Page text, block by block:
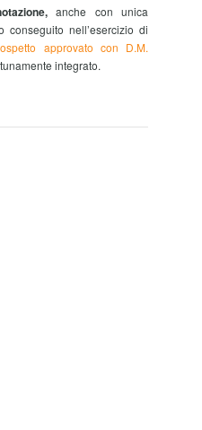
anche con unica
nell’esercizio di
approvato con D.M.
integrato.